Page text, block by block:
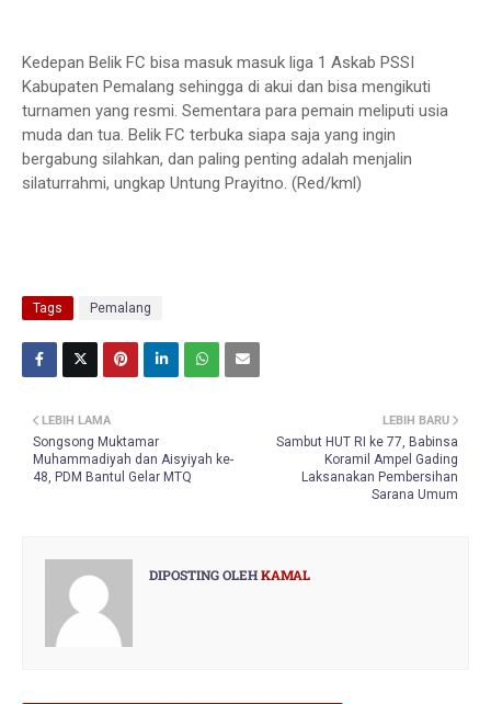
Kedepan Belik FC bisa masuk masuk liga 1 Askab PSSI
Kabupaten Pemalang sehingga di akui dan bisa mengikuti
turnamen yang resmi. Sementara para pemain meliputi usia
muda dan tua. Belik FC terbuka siapa saja yang ingin
bergabung silahkan, dan paling penting adalah menjalin
silaturrahmi, ungkap Untung Prayitno. (Red/kml)
Tags Pemalang
LEBIH BARU
Sambut HUT RI ke 77, Babinsa
Koramil Ampel Gading
Laksanakan Pembersihan
Sarana Umum
LEBIH LAMA
Songsong Muktamar
Muhammadiyah dan Aisyiyah ke-
48, PDM Bantul Gelar MTQ
DIPOSTING OLEHKAMAL